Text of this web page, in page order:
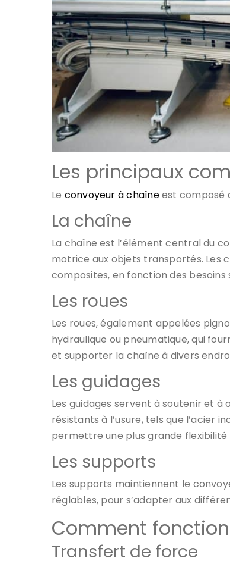
Les principaux
Le convoyeur à chaîneest composé
La chaîne
La chaîne est l’élément central du
motrice aux objets transportés. Les
composites, en fonction des besoins
Les roues
Les roues, également appelées
hydraulique ou pneumatique, qui
et supporter la chaîne à divers
Les guidages
Les guidages servent à soutenir et
résistants à l’usure, tels que l’acier
permettre une plus grande
Les supports
Les supports maintiennent le
réglables, pour s’adapter aux
Comment
Transfert de force